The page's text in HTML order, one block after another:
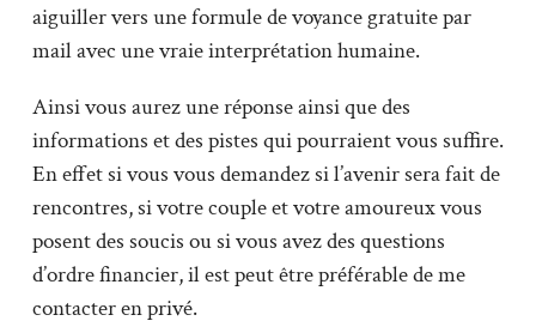
aiguiller vers une formule de voyance gratuite par
mail avec une vraie interprétation humaine.
Ainsi vous aurez une réponse ainsi que des
informations et des pistes qui pourraient vous suffire.
En effet si vous vous demandez si l’avenir sera fait de
rencontres, si votre couple et votre amoureux vous
posent des soucis ou si vous avez des questions
d’ordre financier, il est peut être préférable de me
contacter en privé.